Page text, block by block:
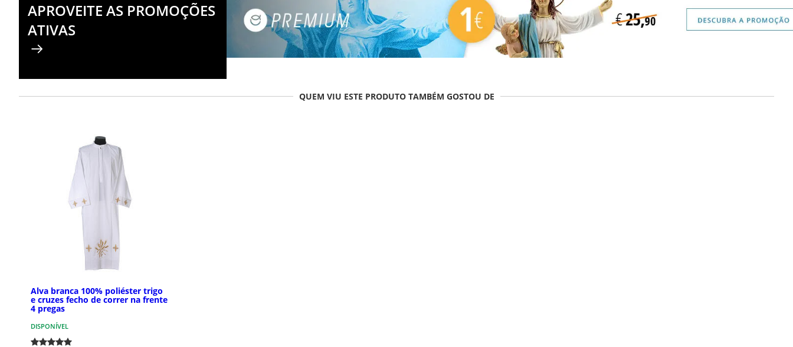
APROVEITE AS PROMOÇÕES
ATIVAS
QUEM VIU ESTE PRODUTO TAMBÉM GOSTOU DE
Alva branca 100% poliéster trigo
e cruzes fecho de correr na frente
4 pregas
DISPONÍVEL